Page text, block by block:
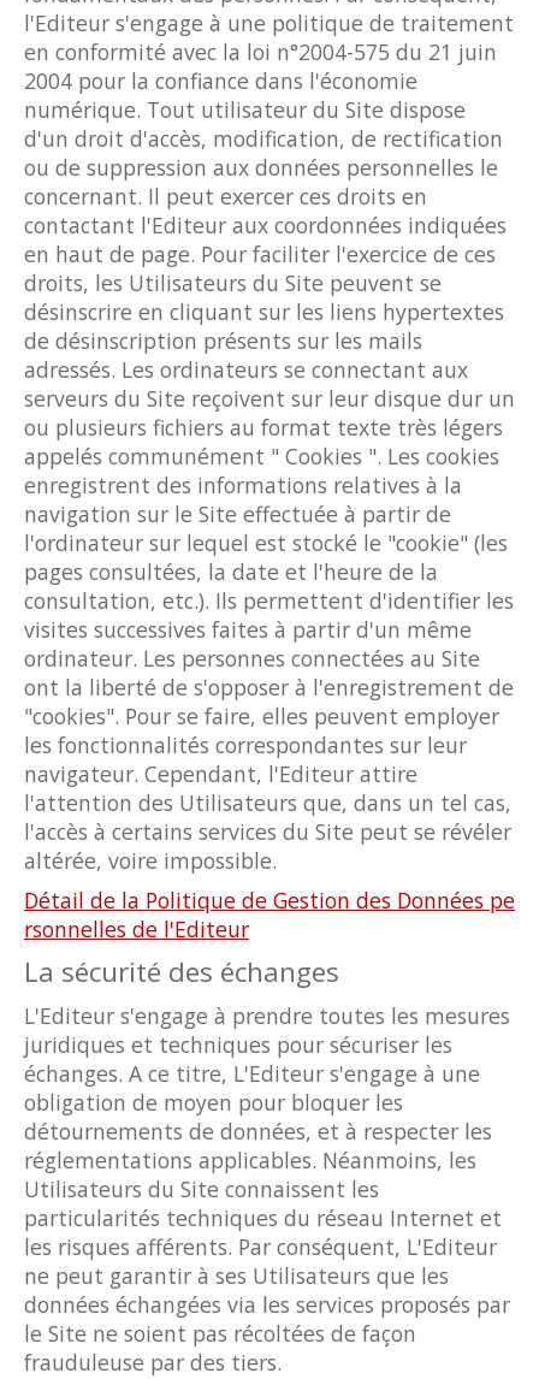
l'Editeur s'engage à une politique de traitement
en conformité avec la loi n°2004-575 du 21 juin
2004 pour la confiance dans l'économie
numérique. Tout utilisateur du Site dispose
d'un droit d'accès, modification, de rectification
ou de suppression aux données personnelles le
concernant. Il peut exercer ces droits en
contactant l'Editeur aux coordonnées indiquées
en haut de page. Pour faciliter l'exercice de ces
droits, les Utilisateurs du Site peuvent se
désinscrire en cliquant sur les liens hypertextes
de désinscription présents sur les mails
adressés. Les ordinateurs se connectant aux
serveurs du Site reçoivent sur leur disque dur un
ou plusieurs fichiers au format texte très légers
appelés communément " Cookies ". Les cookies
enregistrent des informations relatives à la
navigation sur le Site effectuée à partir de
l'ordinateur sur lequel est stocké le "cookie" (les
pages consultées, la date et l'heure de la
consultation, etc.). Ils permettent d'identifier les
visites successives faites à partir d'un même
ordinateur. Les personnes connectées au Site
ont la liberté de s'opposer à l'enregistrement de
"cookies". Pour se faire, elles peuvent employer
les fonctionnalités correspondantes sur leur
navigateur. Cependant, l'Editeur attire
l'attention des Utilisateurs que, dans un tel cas,
l'accès à certains services du Site peut se révéler
altérée, voire impossible.
Détail de la Politique de Gestion des Données pe
rsonnelles de l'Editeur
La sécurité des échanges
L'Editeur s'engage à prendre toutes les mesures
juridiques et techniques pour sécuriser les
échanges. A ce titre, L'Editeur s'engage à une
obligation de moyen pour bloquer les
détournements de données, et à respecter les
réglementations applicables. Néanmoins, les
Utilisateurs du Site connaissent les
particularités techniques du réseau Internet et
les risques afférents. Par conséquent, L'Editeur
ne peut garantir à ses Utilisateurs que les
données échangées via les services proposés par
le Site ne soient pas récoltées de façon
frauduleuse par des tiers.